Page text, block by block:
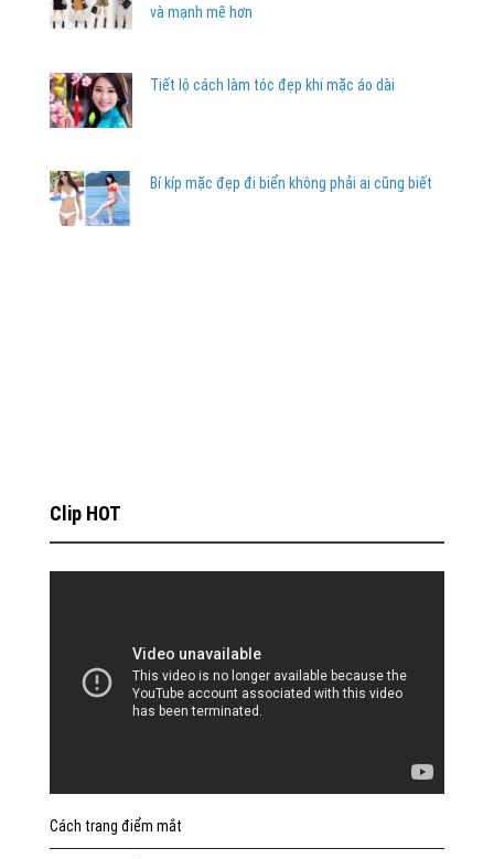
và mạnh mẽ hơn
Tiết lộ cách làm tóc đẹp khi mặc áo dài
Bí kíp mặc đẹp đi biển không phải ai cũng biết
Clip HOT
Cách trang điểm mắt